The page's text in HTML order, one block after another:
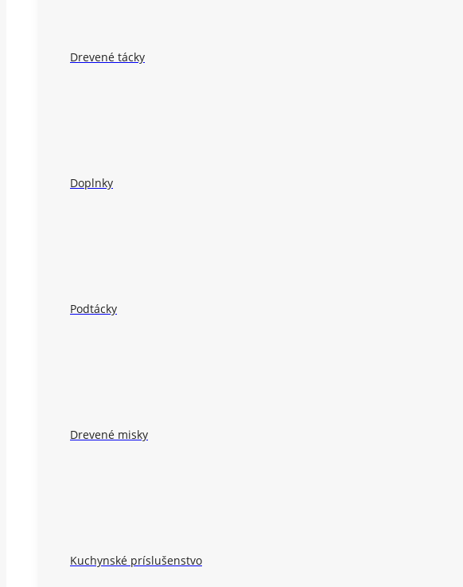
Drevené tácky
Doplnky
Podtácky
Drevené misky
Kuchynské príslušenstvo